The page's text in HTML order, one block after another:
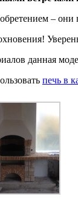
–
данная
печь в